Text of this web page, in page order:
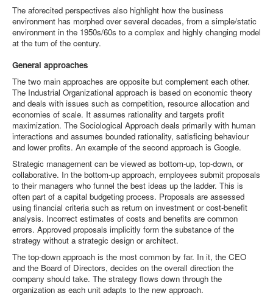
The aforecited perspectives also highlight how the business
environment has morphed over several decades, from a simple/static
environment in the 1950s/60s to a complex and highly changing model
at the turn of the century.
General approaches
The two main approaches are opposite but complement each other.
The Industrial Organizational approach is based on economic theory
and deals with issues such as competition, resource allocation and
economies of scale. It assumes rationality and targets profit
maximization. The Sociological Approach deals primarily with human
interactions and assumes bounded rationality, satisficing behaviour
and lower profits. An example of the second approach is Google.
Strategic management can be viewed as bottom-up, top-down, or
collaborative. In the bottom-up approach, employees submit proposals
to their managers who funnel the best ideas up the ladder. This is
often part of a capital budgeting process. Proposals are assessed
using financial criteria such as return on investment or cost-benefit
analysis. Incorrect estimates of costs and benefits are common
errors. Approved proposals implicitly form the substance of the
strategy without a strategic design or architect.
The top-down approach is the most common by far. In it, the CEO
and the Board of Directors, decides on the overall direction the
company should take. The strategy flows down through the
organization as each unit adapts to the new approach.